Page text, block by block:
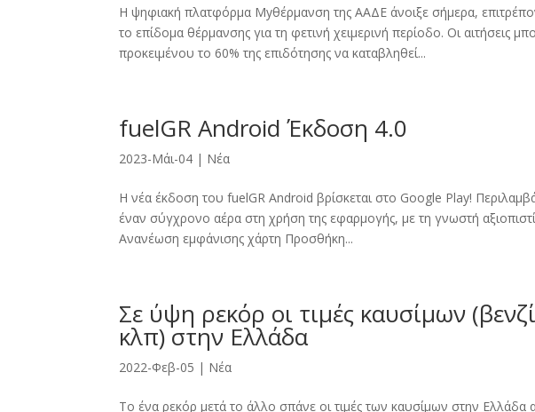
Η ψηφιακή πλατφόρμα Myθέρμανση της ΑΑΔΕ άνοιξε σήμερα,
το επίδομα θέρμανσης για τη φετινή χειμερινή περίοδο. Οι αιτήσεις
προκειμένου το 60% της επιδότησης να καταβληθεί...
fuelGR Android Έκδοση 4.0
2023-Μάι-04 | Νέα
Η νέα έκδοση του fuelGR Android βρίσκεται στο Google Play!
έναν σύγχρονο αέρα στη χρήση της εφαρμογής, με τη γνωστή
Ανανέωση εμφάνισης χάρτη Προσθήκη...
Σε ύψη ρεκόρ οι τιμές καυσίμων
κλπ) στην Ελλάδα
2022-Φεβ-05 | Νέα
Το ένα ρεκόρ μετά το άλλο σπάνε οι τιμές των καυσίμων στην